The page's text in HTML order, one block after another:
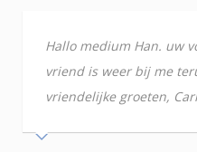
Hallo medium Han. uw
vriend is weer bij me
vriendelijke groeten,